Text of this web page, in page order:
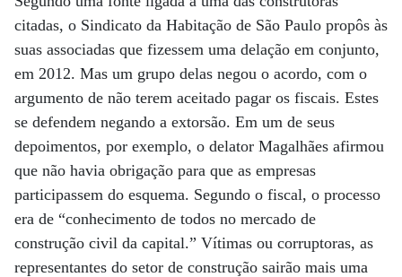
citadas, o Sindicato da Habitação de São Paulo propôs às
suas associadas que fizessem uma delação em conjunto,
em 2012. Mas um grupo delas negou o acordo, com o
argumento de não terem aceitado pagar os fiscais. Estes
se defendem negando a extorsão. Em um de seus
depoimentos, por exemplo, o delator Magalhães afirmou
que não havia obrigação para que as empresas
participassem do esquema. Segundo o fiscal, o processo
era de “conhecimento de todos no mercado de
construção civil da capital.” Vítimas ou corruptoras, as
representantes do setor de construção sairão mais uma